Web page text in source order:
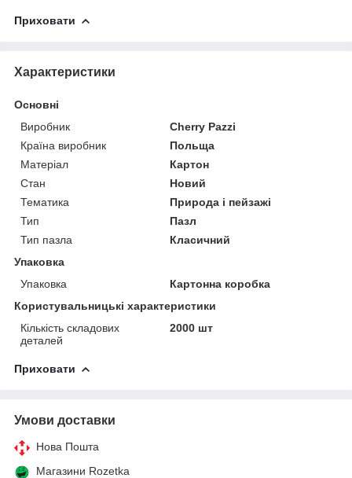
Приховати
Характеристики
Основні
Виробник
Cherry Pazzi
Країна виробник
Польща
Матеріал
Картон
Стан
Новий
Тематика
Природа і пейзажі
Тип
Пазл
Тип пазла
Класичний
Упаковка
Упаковка
Картонна коробка
Користувальницькі характеристики
Кількість складових
деталей
2000 шт
Приховати
Умови доставки
Нова Пошта
Магазини Rozetka